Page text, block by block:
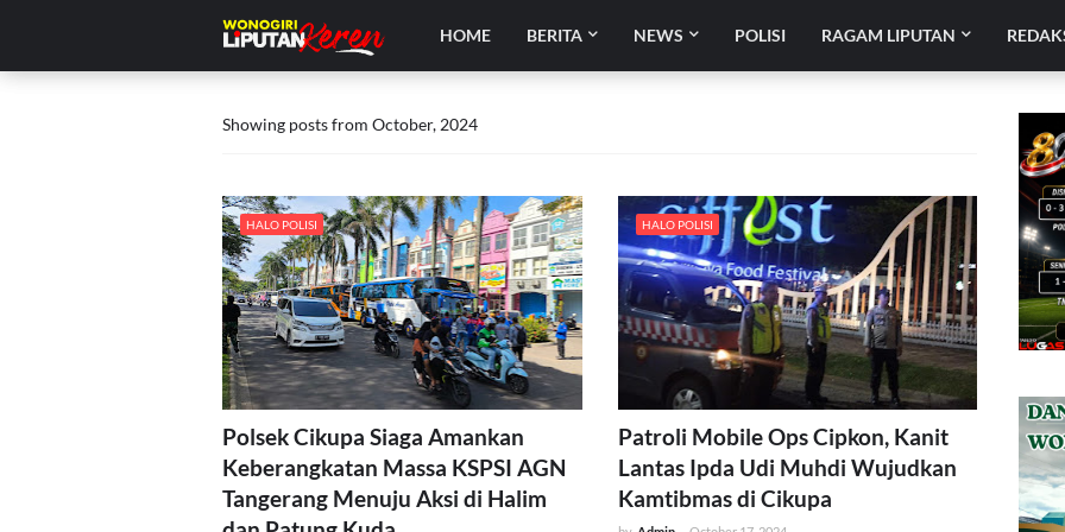
HOME BERITA NEWS POLISI RAGAM LIPUTAN
Showing posts from October, 2024
HALO POLISI
Polsek Cikupa Siaga Amankan
Keberangkatan Massa KSPSI AGN
Tangerang Menuju Aksi di Halim
HALO POLISI
Patroli Mobile Ops Cipkon, Kanit
Lantas Ipda Udi Muhdi Wujudkan
Kamtibmas di Cikupa